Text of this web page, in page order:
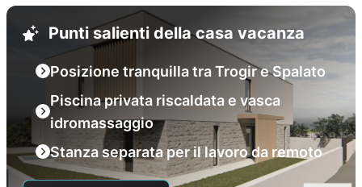
Punti salienti della casa vacanza
Posizione tranquilla tra Trogir e Spalato
Piscina privata riscaldata e vasca
idromassaggio
Stanza separata per il lavoro da remoto